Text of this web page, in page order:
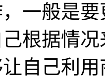
一般是
根据情
自己利